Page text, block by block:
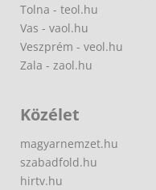
Tolna - teol.hu
Vas - vaol.hu
Veszprém - veol.hu
Zala - zaol.hu
Közélet
magyarnemzet.hu
szabadfold.hu
hirtv.hu